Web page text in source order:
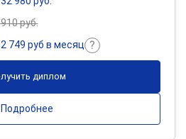
руб.
749 руб в месяц
диплом
Подробнее